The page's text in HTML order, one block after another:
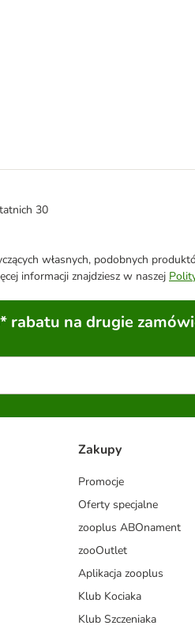
30
własnych, podobnych
informacji znajdziesz w naszej
na drugie
Zakupy
Promocje
Oferty specjalne
zooplus ABOnament
zooOutlet
Aplikacja zooplus
Klub Kociaka
Klub Szczeniaka